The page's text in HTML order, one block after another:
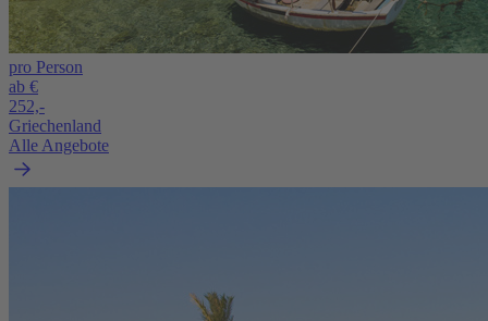
pro Person
ab €
252,-
Griechenland
Alle Angebote